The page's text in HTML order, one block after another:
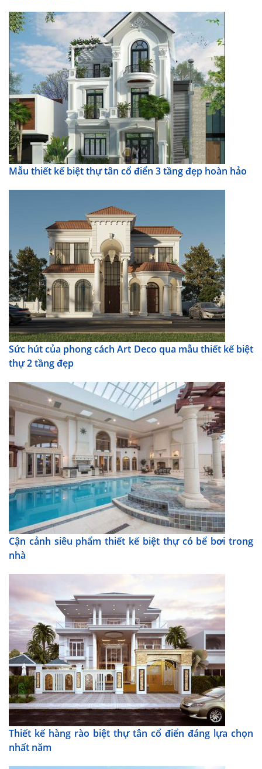
Mẫu thiết kế biệt thự tân cổ điển 3 tầng đẹp hoàn hảo
Sức hút của phong cách Art Deco qua mẫu thiết kế biệt
thự 2 tầng đẹp
Cận cảnh siêu phẩm thiết kế biệt thự có bể bơi trong
nhà
Thiết kế hàng rào biệt thự tân cổ điển đáng lựa chọn
nhất năm